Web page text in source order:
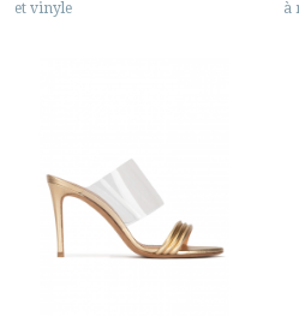
et vinyle
à